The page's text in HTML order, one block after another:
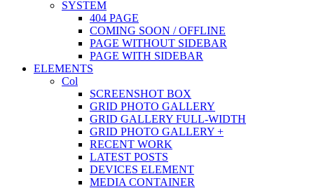
SYSTEM
404 PAGE
COMING SOON / OFFLINE
PAGE WITHOUT SIDEBAR
PAGE WITH SIDEBAR
ELEMENTS
Col
SCREENSHOT BOX
GRID PHOTO GALLERY
GRID GALLERY FULL-WIDTH
GRID PHOTO GALLERY +
RECENT WORK
LATEST POSTS
DEVICES ELEMENT
MEDIA CONTAINER